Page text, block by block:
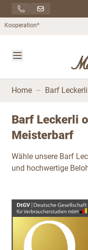
Direkt zum Inhalt
Home – Barf Leckerli
Barf Leckerli
Meisterbarf
Wähle unsere Barf
und hochwertige